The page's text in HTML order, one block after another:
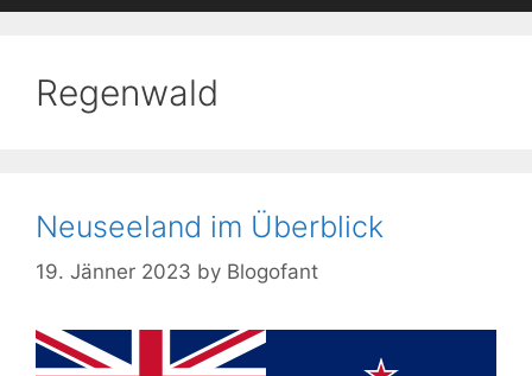
Regenwald
Neuseeland im Überblick
19. Jänner 2023 by Blogofant